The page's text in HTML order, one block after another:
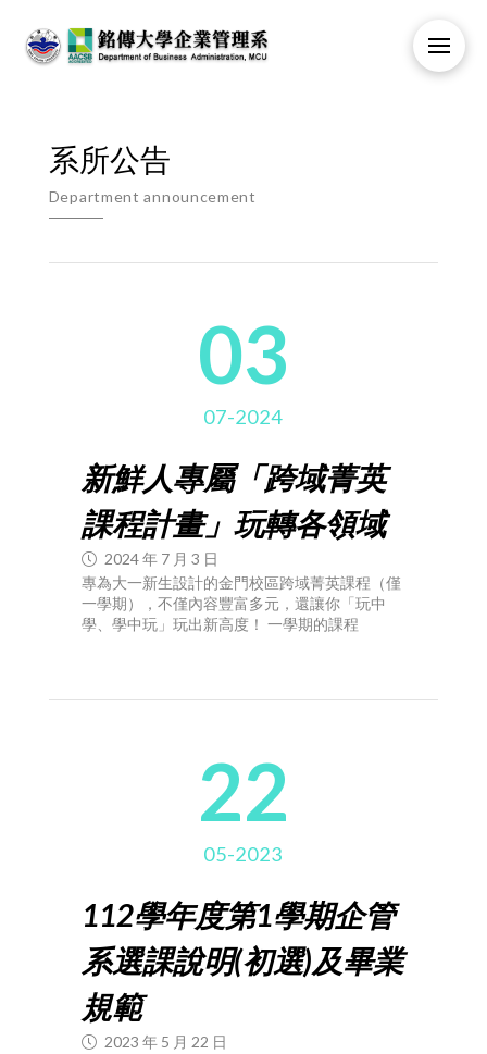
系所公告
Department announcement
03
07-2024
新鮮人專屬「跨域菁英
課程計畫」玩轉各領域
2024 年 7 月 3 日
專為大一新生設計的金門校區跨域菁英課程（僅
一學期），不僅內容豐富多元，還讓你「玩中
學、學中玩」玩出新高度！ 一學期的課程
22
05-2023
112學年度第1學期企管
系選課說明(初選)及畢業
規範
2023 年 5 月 22 日